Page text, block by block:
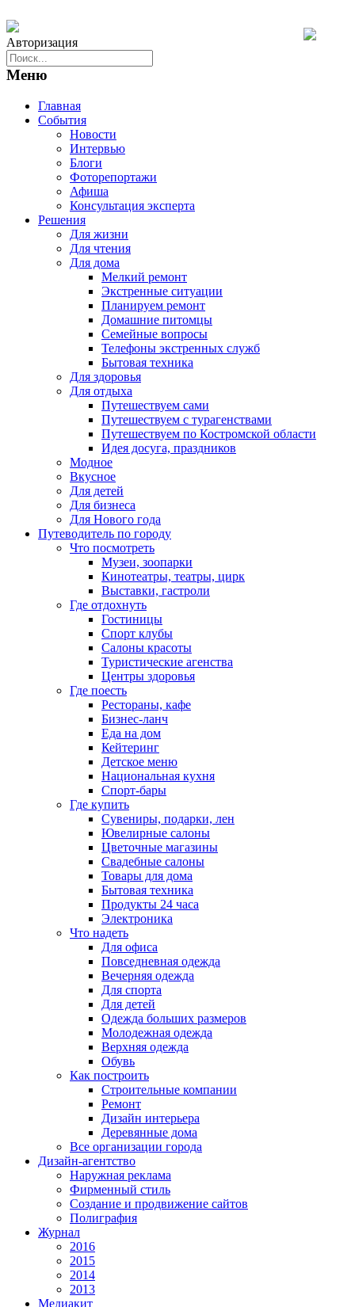
Авторизация
Меню
Главная
События
Новости
Интервью
Блоги
Фоторепортажи
Афиша
Консультация эксперта
Решения
Для жизни
Для чтения
Для дома
Мелкий ремонт
Экстренные ситуации
Планируем ремонт
Домашние питомцы
Семейные вопросы
Телефоны экстренных служб
Бытовая техника
Для здоровья
Для отдыха
Путешествуем сами
Путешествуем с турагенствами
Путешествуем по Костромской области
Идея досуга, праздников
Модное
Вкусное
Для детей
Для бизнеса
Для Нового года
Путеводитель по городу
Что посмотреть
Музеи, зоопарки
Кинотеатры, театры, цирк
Выставки, гастроли
Где отдохнуть
Гостиницы
Спорт клубы
Салоны красоты
Туристические агенства
Центры здоровья
Где поесть
Рестораны, кафе
Бизнес-ланч
Еда на дом
Кейтеринг
Детское меню
Национальная кухня
Спорт-бары
Где купить
Сувениры, подарки, лен
Ювелирные салоны
Цветочные магазины
Свадебные салоны
Товары для дома
Бытовая техника
Продукты 24 часа
Электроника
Что надеть
Для офиса
Повседневная одежда
Вечерняя одежда
Для спорта
Для детей
Одежда больших размеров
Молодежная одежда
Верхняя одежда
Обувь
Как построить
Строительные компании
Ремонт
Дизайн интерьера
Деревянные дома
Все организации города
Дизайн-агентство
Наружная реклама
Фирменный стиль
Создание и продвижение сайтов
Полиграфия
Журнал
2016
2015
2014
2013
Медиакит